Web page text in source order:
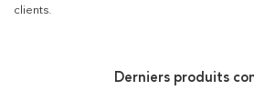
clients.
Derniers produits